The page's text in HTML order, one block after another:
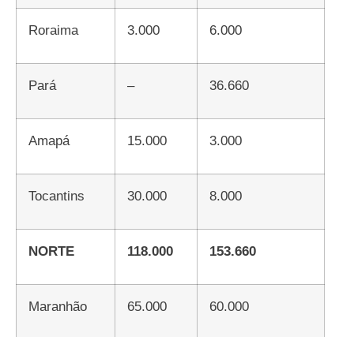
Roraima 3.000 6.000
Pará – 36.660
Amapá 15.000 3.000
Tocantins 30.000 8.000
NORTE 118.000 153.660
Maranhão 65.000 60.000